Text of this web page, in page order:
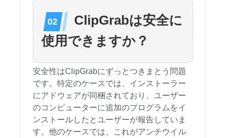
ClipGrabは安全に
使用できますか？
安全性はClipGrabにずっとつきまとう問題
です。特定のケースでは、インストーラー
にアドウェアが同梱されており、ユーザー
のコンピューターに追加のプログラムをイ
ンストールしたとユーザーが報告していま
す。他のケースでは、これがアンチウイル